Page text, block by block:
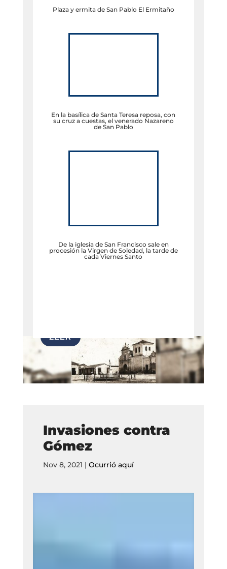
Plaza y ermita de San Pablo El Ermitaño
En la basílica de Santa Teresa reposa, con
su cruz a cuestas, el venerado Nazareno
de San Pablo
De la iglesia de San Francisco sale en
procesión la Virgen de Soledad, la tarde de
cada Viernes Santo
Invasiones contra
Gómez
Nov 8, 2021 | Ocurrió aquí